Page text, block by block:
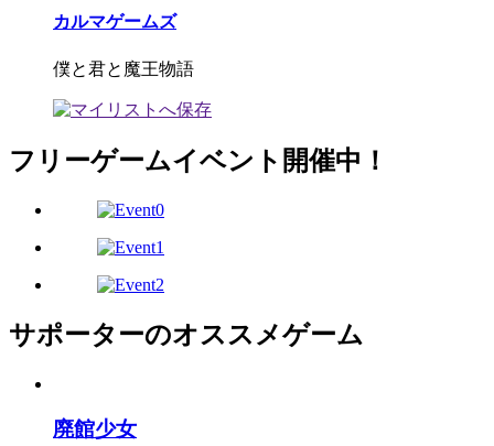
カルマゲームズ
僕と君と魔王物語
フリーゲームイベント開催中！
サポーターのオススメゲーム
廃館少女